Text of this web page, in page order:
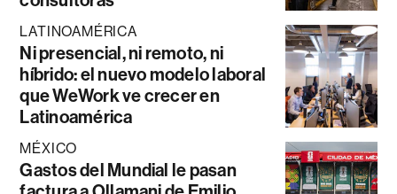
LATINOAMÉRICA
Ni presencial, ni remoto, ni
híbrido: el nuevo modelo laboral
que WeWork ve crecer en
Latinoamérica
MÉXICO
Gastos del Mundial le pasan